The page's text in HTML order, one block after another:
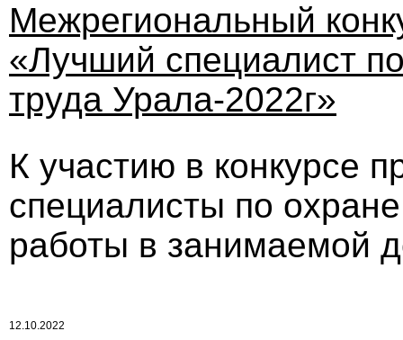
Межрегиональный
«Лучший специалист
труда Урала-2022г»
К участию в конкурсе
специалисты по
работы в занимаемой
12.10.2022